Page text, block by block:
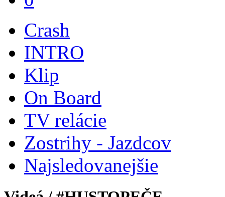
Crash
INTRO
Klip
On Board
TV relácie
Zostrihy - Jazdcov
Najsledovanejšie